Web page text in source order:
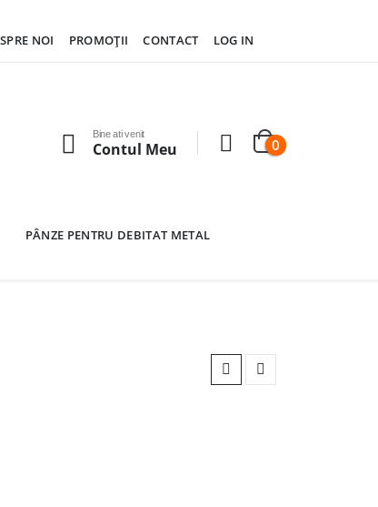
NOI PROMOȚII CONTACT LOG IN
Bine ati venit
Contul Meu 0
PÂNZE PENTRU DEBITAT METAL